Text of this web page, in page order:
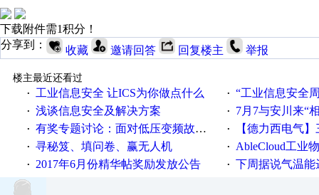
下载附件需1积分！
分享到：
收藏 邀请回答 回复楼主 举报
楼主最近还看过
·
工业信息安全 让ICS为你做点什么 · “工业信息安全周之我见”
· 浅谈信息安全及解决方案 · 7月7与安川来“
· 有奖专题讨论：面对低压变频故障，老手是这样解决的！ · 【德力西电气】三
· 寻秘笈、填问卷、赢无人机 · AbleCloud工业物联
· 2017年6月份精华帖奖励发放公告 · 下周据说气温能